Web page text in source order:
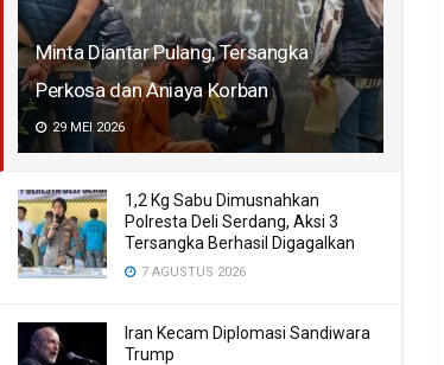
Minta Diantar Pulang, Tersangka
Perkosa dan Aniaya Korban
29 MEI 2026
1,2 Kg Sabu Dimusnahkan
Polresta Deli Serdang, Aksi 3
Tersangka Berhasil Digagalkan
7 AGUSTUS 2026
Iran Kecam Diplomasi Sandiwara
Trump